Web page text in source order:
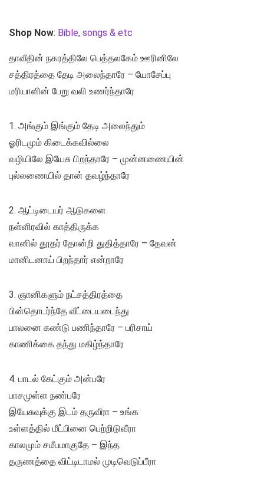
Shop Now: Bible, songs & etc
தாவீதின் நகரத்திலே பெத்தலகேம் ஊரினிலே
சத்திரத்தை தேடி அலைந்தாரே – யோசேப்பு
மரியாளின் பேறு வலி உணர்ந்தாரே
1. அங்கும் இங்கும் தேடி அலைந்தும்
ஓரிடமும் கிடைக்கவில்லை
வழியிலே இயேசு பிறந்தாரே – முன்னணையின்
புல்லணையில் தான் தவழ்ந்தாரே
2. ஆட்டிடையர் ஆடுகளை
நள்ளிரவில் காத்திருக்க
வானில் தூதர் தோன்றி துதித்தாரே – தேவன்
மானிடனாய் பிறந்தார் என்றாரே
3. ஞானிகளும் நட்சத்திரத்தை
பின்தொடர்ந்தே வீட்டையடைந்து
பாலனை கண்டு பணிந்தாரே – பரிசாய்
காணிக்கை தந்து மகிழ்ந்தாரே
4. பாடல் கேட்கும் அன்பரே
பாசமுள்ள நண்பரே
இயேசுவுக்கு இடம் தருவீரா – உங்க
உள்ளத்தில் மீட்பினை பெற்றிடுவீரா
காலமும் சமீபமாகுதே – இந்த
தருணத்தை விட்டிடாமல் முடிவெடுப்பீரா